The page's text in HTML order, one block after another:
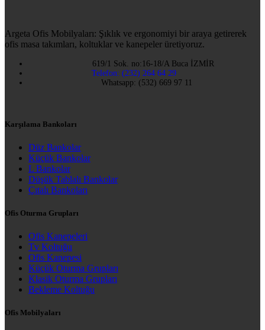
Argeta Ofis Mobilyaları: Şıklık ve ergonomiyi bir araya getirerek
ofis masa takımları, koltuklar ve kanepeler üretiyoruz.
619/1 Sok. no:16-18/A Buca İZMİR
Telefon: (232) 264 64 29
Whatsapp: (532) 669 97 11
Karşılama Bankoları
Düz Bankolar
Küçük Bankolar
L Bankolar
Düşük Tablalı Bankolar
Çıtalı Bankoları
Ofis Oturma Grupları
Ofis Kanepeleri
Tv Koltuğu
Ofis Kanepesi
Küçük Oturma Grupları
Klasik Oturma Grupları
Bekleme Koltuğu
Ofis Mobilyaları